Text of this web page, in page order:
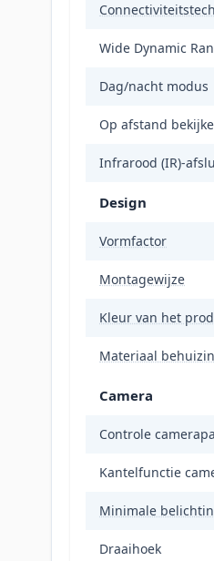
Wide Dynamic
Dag/nacht modus
Op afstand
Infrarood (IR)-
Design
Vormfactor
Montagewijze
Kleur van het
Materiaal
Camera
Controle
Kantelfunctie
Minimale
Draaihoek